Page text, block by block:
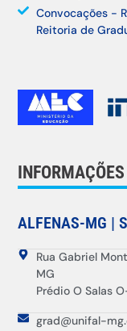
Convocações -
Reitoria de
ALFENAS-MG |
Rua Gabriel
MG
Prédio O Salas
grad@unifal-